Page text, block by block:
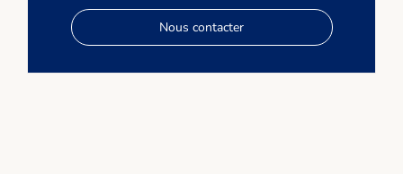
Nous contacter